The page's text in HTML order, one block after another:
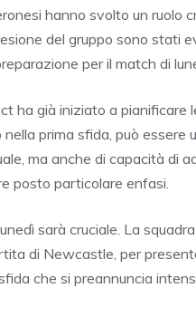
hanno svolto un ruolo
del gruppo sono
per il match di
ha già iniziato a
prima sfida, può
ma anche di capacità di
posto particolare enfasi.
sarà cruciale. La
di Newcastle, per
che si preannuncia